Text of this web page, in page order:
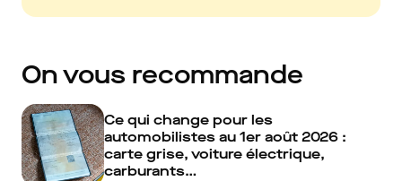
On vous recommande
Ce qui change pour les
automobilistes au 1er août 2026 :
carte grise, voiture électrique,
carburants…